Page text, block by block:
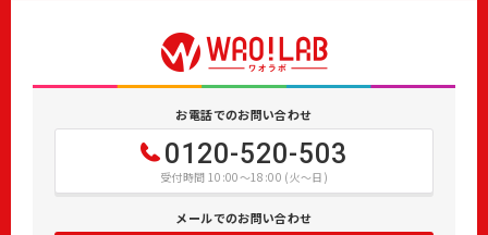
お電話でのお問い合わせ
0120-520-503
受付時間 10:00～18:00 (火～日)
メールでのお問い合わせ